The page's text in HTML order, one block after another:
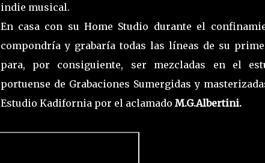
indie musical.
En casa con su Home Studio durante el
compondría y grabaría todas las líneas de su
para, por consiguiente, ser mezcladas en el
portuense de Grabaciones Sumergidas y
Estudio Kadifornia por el aclamado M.G.Albertini.